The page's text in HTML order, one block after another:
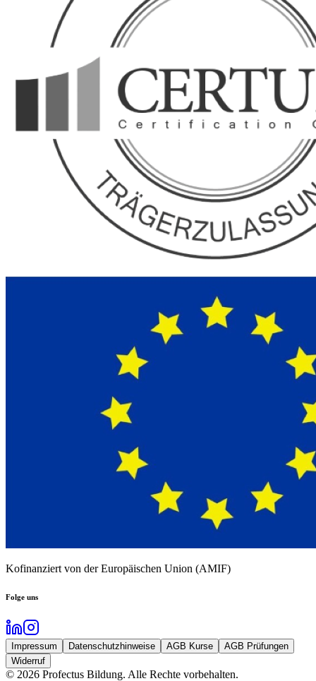
Kofinanziert von der Europäischen Union (AMIF)
Folge uns
Impressum Datenschutzhinweise AGB Kurse
AGB Prüfungen
Widerruf
© 2026 Profectus Bildung. Alle Rechte vorbehalten.